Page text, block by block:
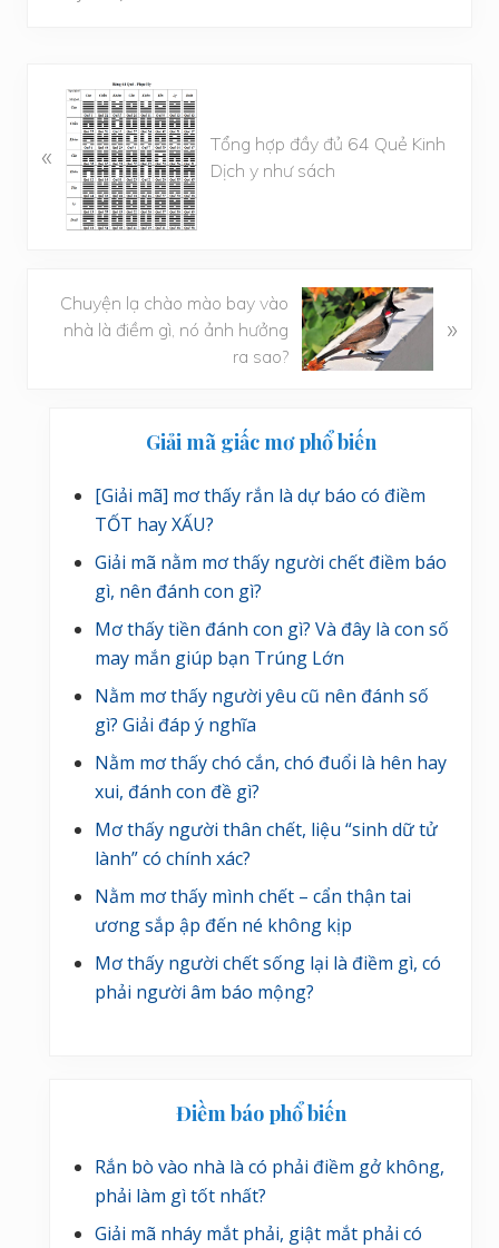
«
Tổng hợp đầy đủ 64 Quẻ Kinh
Dịch y như sách
Chuyện lạ chào mào bay vào
nhà là điềm gì, nó ảnh hưởng
ra sao?
»
SidebarGiải mã giấc mơ phổ biến
[Giải mã] mơ thấy rắn là dự báo có điềm
TỐT hay XẤU?
Giải mã nằm mơ thấy người chết điềm báo
gì, nên đánh con gì?
Mơ thấy tiền đánh con gì? Và đây là con số
may mắn giúp bạn Trúng Lớn
Nằm mơ thấy người yêu cũ nên đánh số
gì? Giải đáp ý nghĩa
Nằm mơ thấy chó cắn, chó đuổi là hên hay
xui, đánh con đề gì?
Mơ thấy người thân chết, liệu “sinh dữ tử
lành” có chính xác?
Nằm mơ thấy mình chết – cẩn thận tai
ương sắp ập đến né không kịp
Mơ thấy người chết sống lại là điềm gì, có
phải người âm báo mộng?
Điềm báo phổ biến
Rắn bò vào nhà là có phải điềm gở không,
phải làm gì tốt nhất?
Giải mã nháy mắt phải, giật mắt phải có